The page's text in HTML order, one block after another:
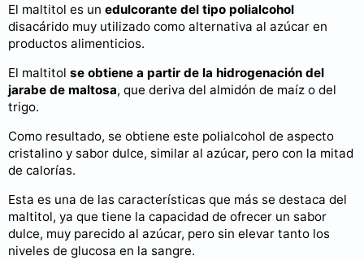
El maltitol es un edulcorante del tipo polialcohol
disacárido muy utilizado como alternativa al azúcar en
productos alimenticios.
El maltitol se obtiene a partir de la hidrogenación del
jarabe de maltosa, que deriva del almidón de maíz o del
trigo.
Como resultado, se obtiene este polialcohol de aspecto
cristalino y sabor dulce, similar al azúcar, pero con la mitad
de calorías.
Esta es una de las características que más se destaca del
maltitol, ya que tiene la capacidad de ofrecer un sabor
dulce, muy parecido al azúcar, pero sin elevar tanto los
niveles de glucosa en la sangre.